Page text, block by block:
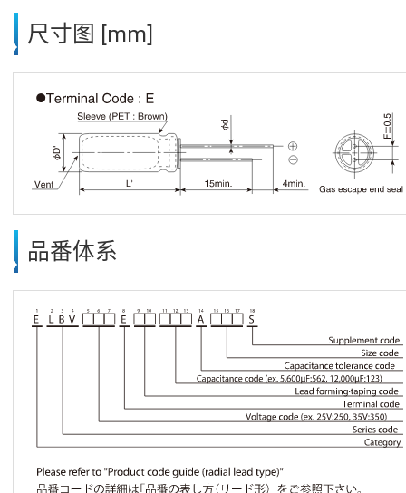
尺寸图 [mm]
品番体系